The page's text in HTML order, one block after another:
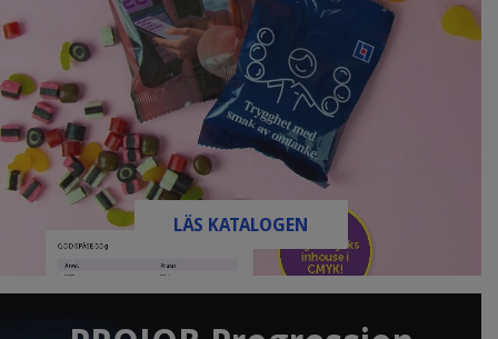
LÄS KATALOGEN